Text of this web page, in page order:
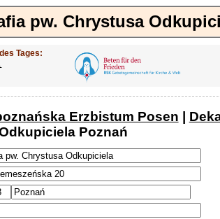
pw. Chrystusa
Tages:
Erzbistum Posen |
Poznań